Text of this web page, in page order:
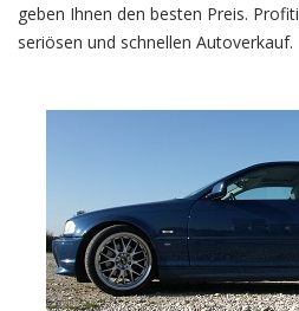
geben Ihnen den besten Preis.
seriösen und schnellen Autoverkauf.